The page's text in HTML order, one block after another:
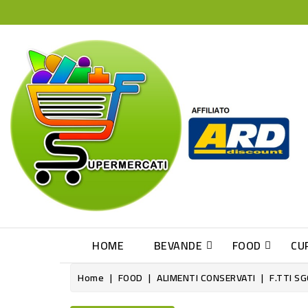
HOME BEVANDE FOOD
Home FOOD ALIMENTI CONSERVATI F.TTI